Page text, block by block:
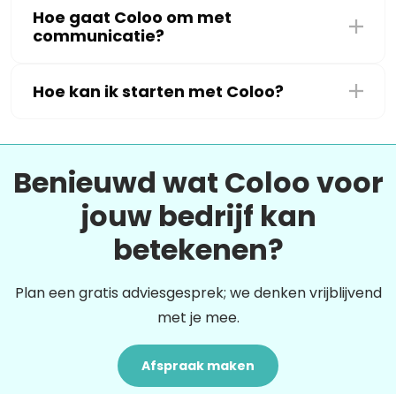
Hoe gaat Coloo om met
communicatie?
Hoe kan ik starten met Coloo?
Benieuwd wat Coloo voor
jouw bedrijf kan
betekenen?
Plan een gratis adviesgesprek; we denken vrijblijvend
met je mee.
Afspraak maken